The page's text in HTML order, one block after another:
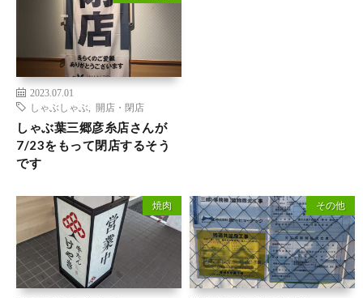
2023.07.01
しゃぶしゃぶ
開店・閉店
しゃぶ葉三郷彦糸店さんが
7/23をもって閉店するそう
です
焼肉 その他